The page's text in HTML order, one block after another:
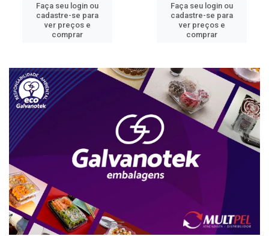
Faça seu login ou
cadastre-se para
ver preços e
comprar
Faça seu login ou
cadastre-se para
ver preços e
comprar